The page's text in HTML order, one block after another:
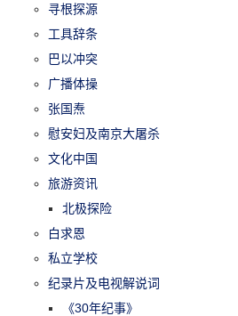
寻根探源
工具辞条
巴以冲突
广播体操
张国焘
慰安妇及南京大屠杀
文化中国
旅游资讯
北极探险
白求恩
私立学校
纪录片及电视解说词
《30年纪事》